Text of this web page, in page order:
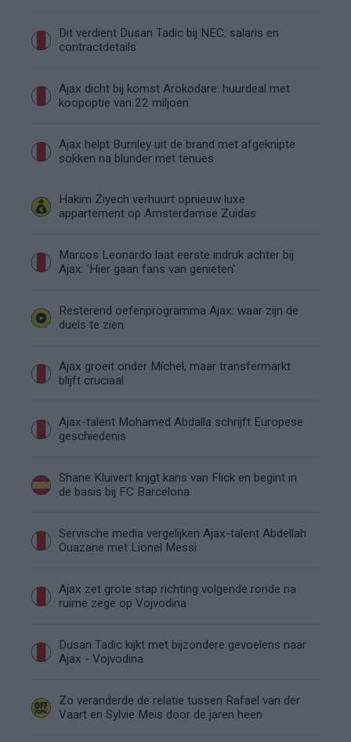
Dit verdient Dusan Tadic bij NEC: salaris en
contractdetails
Ajax dicht bij komst Arokodare: huurdeal met
koopoptie van 22 miljoen
Ajax helpt Burnley uit de brand met afgeknipte
sokken na blunder met tenues
Hakim Ziyech verhuurt opnieuw luxe
appartement op Amsterdamse Zuidas
Marcos Leonardo laat eerste indruk achter bij
Ajax: 'Hier gaan fans van genieten'
Resterend oefenprogramma Ajax: waar zijn de
duels te zien
Ajax groeit onder Míchel, maar transfermarkt
blijft cruciaal
Ajax-talent Mohamed Abdalla schrijft Europese
geschiedenis
Shane Kluivert krijgt kans van Flick en begint in
de basis bij FC Barcelona
Servische media vergelijken Ajax-talent Abdellah
Ouazane met Lionel Messi
Ajax zet grote stap richting volgende ronde na
ruime zege op Vojvodina
Dusan Tadic kijkt met bijzondere gevoelens naar
Ajax - Vojvodina
Zo veranderde de relatie tussen Rafael van der
Vaart en Sylvie Meis door de jaren heen